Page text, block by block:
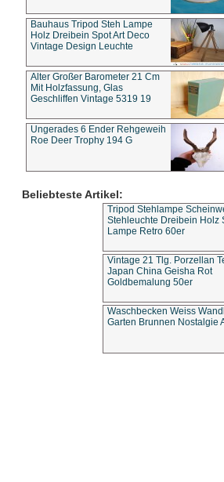
Bauhaus Tripod Steh Lampe
Holz Dreibein Spot Art Deco
Vintage Design Leuchte
Alter Großer Barometer 21 Cm
Mit Holzfassung, Glas
Geschliffen Vintage 5319 19
Ungerades 6 Ender Rehgeweih
Roe Deer Trophy 194 G
Beliebteste Artikel:
Tripod Stehlampe
Stehleuchte Dreibein Holz
Lampe Retro 60er
Vintage 21 Tlg. Porzellan
Japan China Geisha Rot
Goldbemalung 50er
Waschbecken Weiss
Garten Brunnen Nostalgie